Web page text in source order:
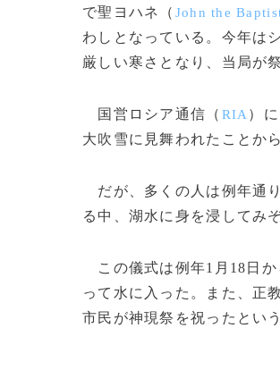
で聖ヨハネ（ John the
わしとなっている。今年は
厳しい寒さとなり、当局が
国営ロシア通信（ RIA ）
大吹雪に見舞われたことか
だが、多くの人は例年通
る中、湖水に身を浸してみ
この儀式は例年1月18日か
って水に入った。また、正
市民が神現祭を祝ったとい